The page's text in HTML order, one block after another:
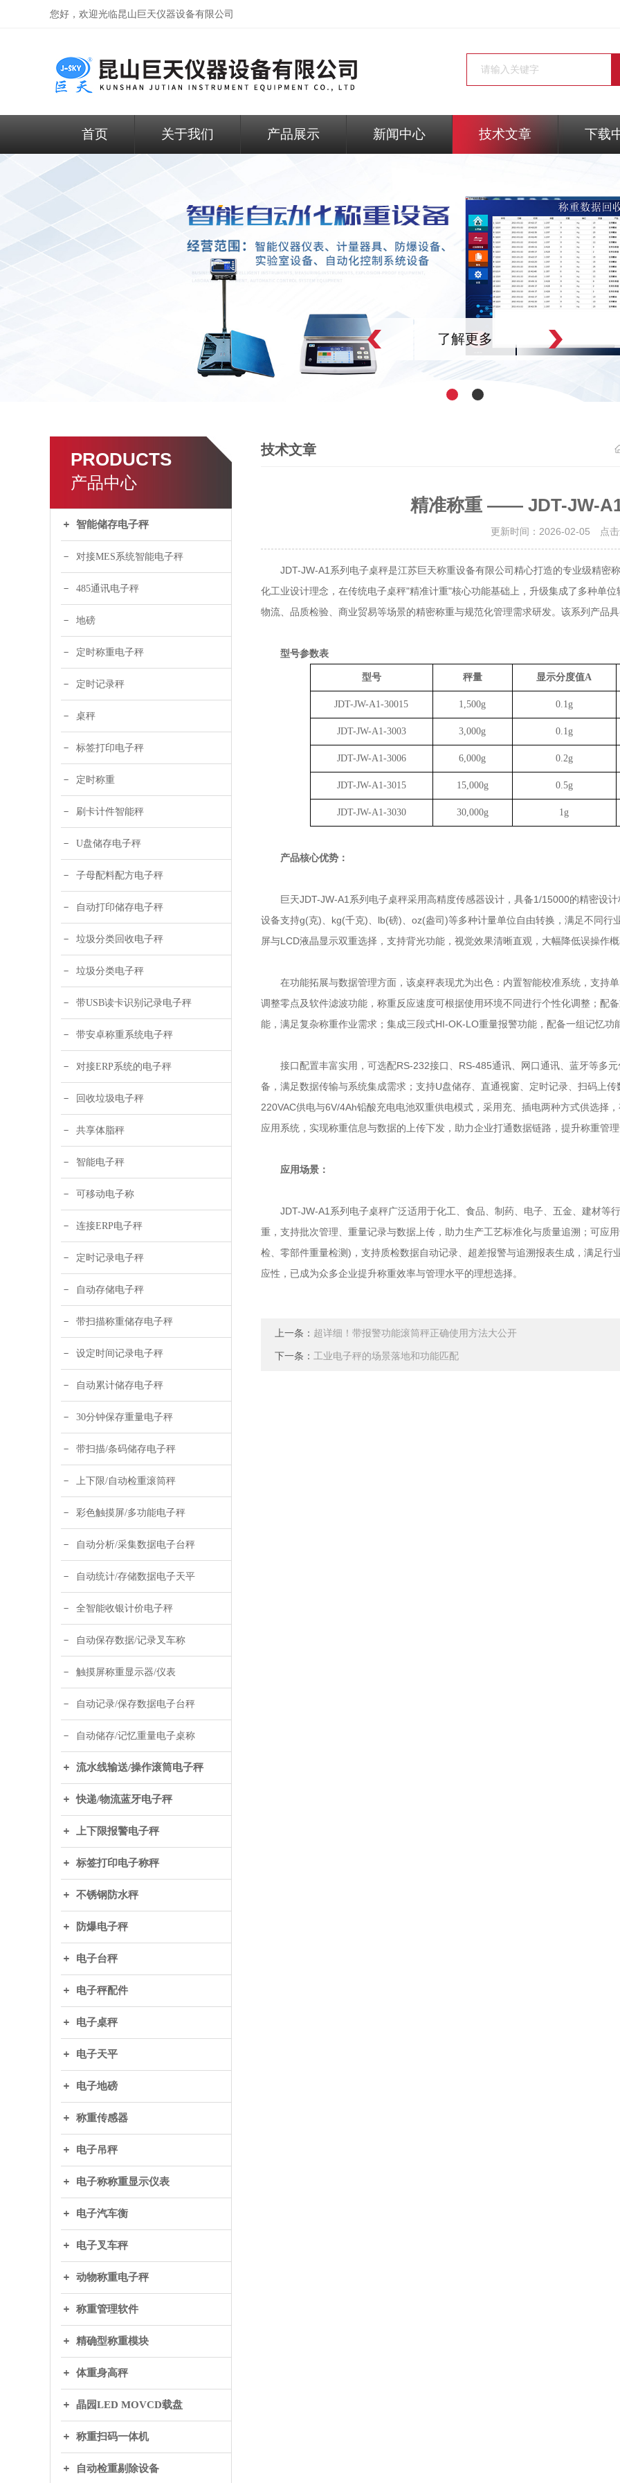
您好，欢迎光临昆山巨天仪器设备有限公司
首页 关于我们 产品展示 新闻中心 技术文章 下载
了解更多
PRODUCTS
产品中心
智能储存电子秤
对接MES系统智能电子秤
485通讯电子秤
地磅
定时称重电子秤
定时记录秤
桌秤
标签打印电子秤
定时称重
刷卡计件智能秤
U盘储存电子秤
子母配料配方电子秤
自动打印储存电子秤
垃圾分类回收电子秤
垃圾分类电子秤
带USB读卡识别记录电子秤
带安卓称重系统电子秤
对接ERP系统的电子秤
回收垃圾电子秤
共享体脂秤
智能电子秤
可移动电子称
连接ERP电子秤
定时记录电子秤
自动存储电子秤
带扫描称重储存电子秤
设定时间记录电子秤
自动累计储存电子秤
30分钟保存重量电子秤
带扫描/条码储存电子秤
上下限/自动检重滚筒秤
彩色触摸屏/多功能电子秤
自动分析/采集数据电子台秤
自动统计/存储数据电子天平
全智能收银计价电子秤
自动保存数据/记录叉车称
触摸屏称重显示器/仪表
自动记录/保存数据电子台秤
自动储存/记忆重量电子桌称
流水线输送/操作滚筒电子秤
快递/物流蓝牙电子秤
上下限报警电子秤
标签打印电子称秤
不锈钢防水秤
防爆电子秤
电子台秤
电子秤配件
电子桌秤
电子天平
电子地磅
称重传感器
电子吊秤
电子称称重显示仪表
电子汽车衡
电子叉车秤
动物称重电子秤
称重管理软件
精确型称重模块
体重身高秤
晶园LED MOVCD载盘
称重扫码一体机
自动检重剔除设备
技术文章
精准称重 —— JDT-JW-
更新时间：2026-02-05 点击
JDT-JW-A1系列电子桌秤是江苏巨天称重设备有限公司精心打造的专业级精密
化工业设计理念，在传统电子桌秤"精准计重"核心功能基础上，升级集成了多种单
物流、品质检验、商业贸易等场景的精密称重与规范化管理需求研发。该系列产品
型号参数表
型号 秤量 显示分度值A
JDT-JW-A1-30015 1,500g 0.1g
JDT-JW-A1-3003 3,000g 0.1g
JDT-JW-A1-3006 6,000g 0.2g
JDT-JW-A1-3015 15,000g 0.5g
JDT-JW-A1-3030 30,000g 1g
产品核心优势：
巨天JDT-JW-A1系列电子桌秤采用高精度传感器设计，具备1/15000的精密设计
设备支持g(克)、kg(千克)、lb(磅)、oz(盎司)等多种计量单位自由转换，满足不同
屏与LCD液晶显示双重选择，支持背光功能，视觉效果清晰直观，大幅降低误操作
在功能拓展与数据管理方面，该桌秤表现尤为出色：内置智能校准系统，支持
调整零点及软件滤波功能，称重反应速度可根据使用环境不同进行个性化调整；配
能，满足复杂称重作业需求；集成三段式HI-OK-LO重量报警功能，配备一组记忆功
接口配置丰富实用，可选配RS-232接口、RS-485通讯、网口通讯、蓝牙等多元
备，满足数据传输与系统集成需求；支持U盘储存、直通视窗、定时记录、扫码上
220VAC供电与6V/4Ah铅酸充电电池双重供电模式，采用充、插电两种方式供选择
应用系统，实现称重信息与数据的上传下发，助力企业打通数据链路，提升称重管理
应用场景：
JDT-JW-A1系列电子桌秤广泛适用于化工、食品、制药、电子、五金、建材等
重，支持批次管理、重量记录与数据上传，助力生产工艺标准化与质量追溯；可应
检、零部件重量检测)，支持质检数据自动记录、超差报警与追溯报表生成，满足
应性，已成为众多企业提升称重效率与管理水平的理想选择。
上一条： 超详细！带报警功能滚筒秤正确使用方法大公开
下一条： 工业电子秤的场景落地和功能匹配